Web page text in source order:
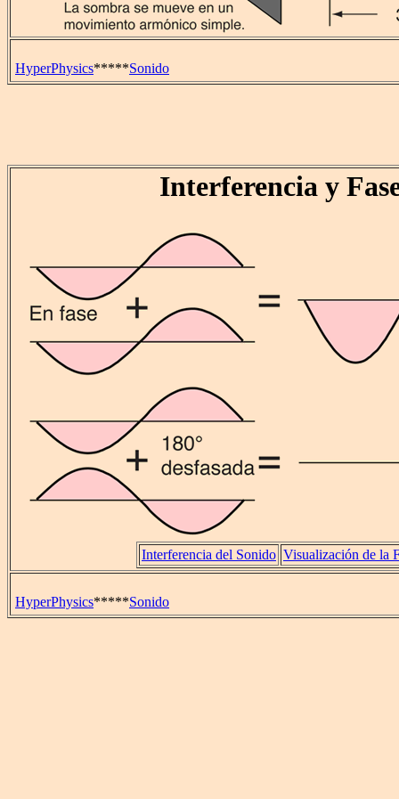
HyperPhysics*****Sonido
Interferencia y
Interferencia del Sonido Visualización de la
HyperPhysics*****Sonido